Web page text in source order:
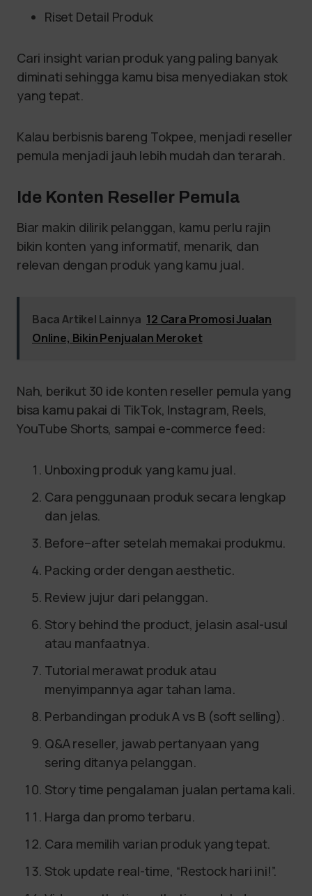
Riset Detail Produk
Cari insight varian produk yang paling banyak
diminati sehingga kamu bisa menyediakan stok
yang tepat.
Kalau berbisnis bareng Tokpee, menjadi reseller
pemula menjadi jauh lebih mudah dan terarah.
Ide Konten Reseller Pemula
Biar makin dilirik pelanggan, kamu perlu rajin
bikin konten yang informatif, menarik, dan
relevan dengan produk yang kamu jual.
Baca Artikel Lainnya 12 Cara Promosi Jualan
Online, Bikin Penjualan Meroket
Nah, berikut 30 ide konten reseller pemula yang
bisa kamu pakai di TikTok, Instagram, Reels,
YouTube Shorts, sampai e-commerce feed:
Unboxing produk yang kamu jual.
Cara penggunaan produk secara lengkap
dan jelas.
Before–after setelah memakai produkmu.
Packing order dengan aesthetic.
Review jujur dari pelanggan.
Story behind the product, jelasin asal-usul
atau manfaatnya.
Tutorial merawat produk atau
menyimpannya agar tahan lama.
Perbandingan produk A vs B (soft selling).
Q&A reseller, jawab pertanyaan yang
sering ditanya pelanggan.
Story time pengalaman jualan pertama kali.
Harga dan promo terbaru.
Cara memilih varian produk yang tepat.
Stok update real-time, “Restock hari ini!”.